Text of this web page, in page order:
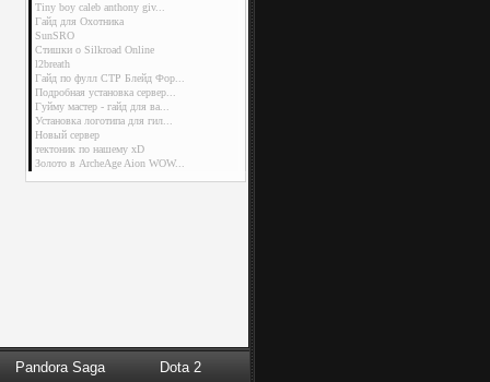
Tiny boy caleb anthony giv...
Гайд для Охотника
SunSRO
Стишки о Silkroad Online
l2breath
Гайд по фулл СТР Блейд Фор...
Подробная установка сервер...
Гуйму мастер - гайд для ва...
Установка логотипа для гил...
Новый сервер
тектоник по нашему xD
Золото в ArcheAge Aion WOW...
Pandora Saga Dota 2